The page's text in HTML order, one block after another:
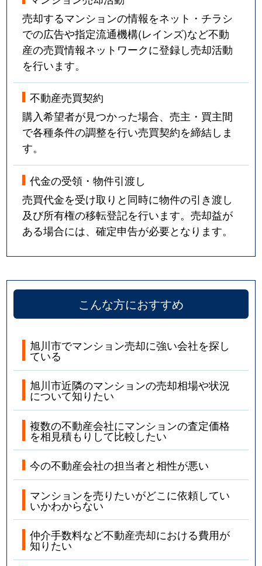
売却するマンションの情報をネット・チラシ
での広告や指定流通機構(レインズ)など不動
産の売買情報ネットワークに登録し売却活動
を行います。
不動産売買契約
購入希望者が見つかった場合、売主・買主間
で各種条件の調整を行い売買契約を締結しま
す。
代金の受領・物件引渡し
売買代金を受け取りと同時に物件の引き渡し
及び所有権の移転登記を行います。売却益が
ある場合には、確定申告が必要となります。
こんな方におすすめ
旭川市でマンション売却に強い会社を探し
ている
旭川市近隣のマンションの売却相場や状況
について知りたい
複数の不動産会社にマンションの査定価格
を相見積もりして比較したい
今の不動産会社の担当者と相性が悪い
マンションを売りたいがどこに依頼してい
いかわからない
仲介手数料など不動産売却における費用が
知りたい